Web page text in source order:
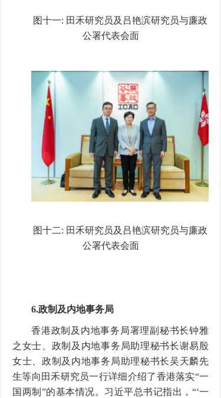
图十一: 田禾研究员及吕艳滨研究员与廉政
公署代表会面
图十二: 田禾研究员及吕艳滨研究员与廉政
公署代表会面
6.政制及内地事务局
香港政制及内地事务局署理副秘书长钟雅
之女士、政制及内地事务局助理秘书长谢易殷
女士、政制及内地事务局助理秘书长吴天麟先
生等向田禾研究员一行详细介绍了香港落实“一
国两制”的基本情况。习近平总书记指出，“‘一